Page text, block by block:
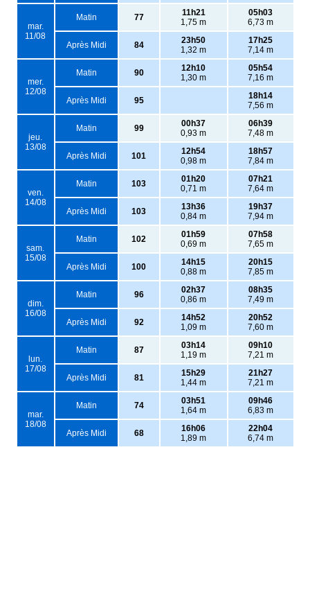
mar.
11/08
Matin 77
11h21
1,75 m
05h03
6,73 m
Après Midi 84
23h50
1,32 m
17h25
7,14 m
mer.
12/08
Matin 90
12h10
1,30 m
05h54
7,16 m
Après Midi 95
18h14
7,56 m
jeu.
13/08
Matin 99
00h37
0,93 m
06h39
7,48 m
Après Midi 101
12h54
0,98 m
18h57
7,84 m
ven.
14/08
Matin 103
01h20
0,71 m
07h21
7,64 m
Après Midi 103
13h36
0,84 m
19h37
7,94 m
sam.
15/08
Matin 102
01h59
0,69 m
07h58
7,65 m
Après Midi 100
14h15
0,88 m
20h15
7,85 m
dim.
16/08
Matin 96
02h37
0,86 m
08h35
7,49 m
Après Midi 92
14h52
1,09 m
20h52
7,60 m
lun.
17/08
Matin 87
03h14
1,19 m
09h10
7,21 m
Après Midi 81
15h29
1,44 m
21h27
7,21 m
mar.
18/08
Matin 74
03h51
1,64 m
09h46
6,83 m
Après Midi 68
16h06
1,89 m
22h04
6,74 m